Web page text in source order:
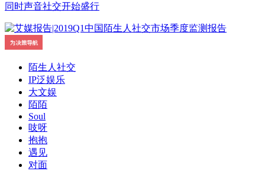
同时声音社交开始盛行
陌生人社交
IP泛娱乐
大文娱
陌陌
Soul
吱呀
抱抱
遇见
对面